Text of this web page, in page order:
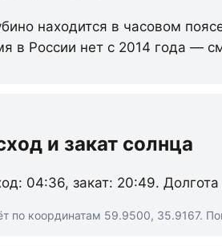
находится в часовом
в России нет с 2014 года —
и закат солнца
04:36, закат: 20:49.
по координатам 59.9500, 35.9167.